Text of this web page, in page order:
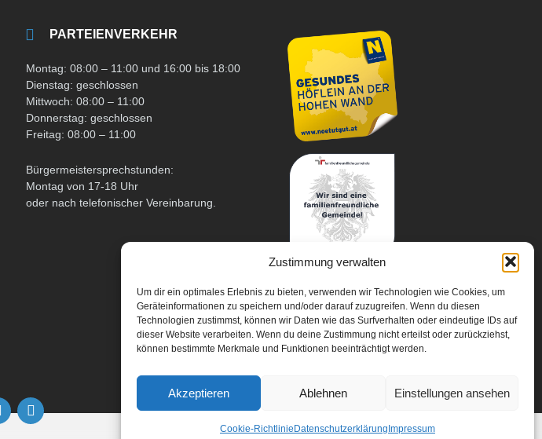
Zustimmung verwalten
Um dir ein optimales Erlebnis zu bieten, verwenden wir Technologien wie Cookies, um
Geräteinformationen zu speichern und/oder darauf zuzugreifen. Wenn du diesen
Technologien zustimmst, können wir Daten wie das Surfverhalten oder eindeutige IDs auf
dieser Website verarbeiten. Wenn du deine Zustimmung nicht erteilst oder zurückziehst,
können bestimmte Merkmale und Funktionen beeinträchtigt werden.
Akzeptieren Ablehnen Einstellungen ansehen
Cookie-Richtlinie Datenschutzerklärung Impressum
PARTEIENVERKEHR
Montag: 08:00 – 11:00 und 16:00 bis 18:00
Dienstag: geschlossen
Mittwoch: 08:00 – 11:00
Donnerstag: geschlossen
Freitag: 08:00 – 11:00
Bürgermeistersprechstunden:
Montag von 17-18 Uhr
oder nach telefonischer Vereinbarung.
EmailFacebook